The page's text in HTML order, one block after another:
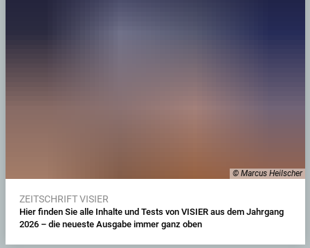
© Marcus Heilscher
ZEITSCHRIFT VISIER
Hier finden Sie alle Inhalte und Tests von VISIER aus dem Jahrgang
2026 – die neueste Ausgabe immer ganz oben